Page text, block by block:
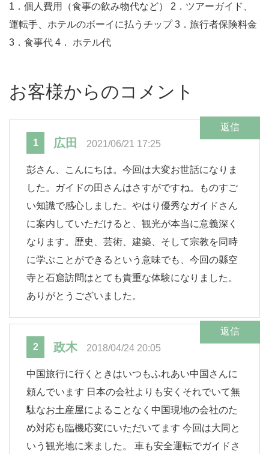
1．個人費用（食事の飲み物代など） 2．ツアーガイド、
運転手、ホテルのボーイに払うチップ 3．旅行者保険料金
3．食事代 4． ホテル代
お客様からのコメント
1 広田 2021/06/21 17:25
返信
彭さん、こんにちは。今回は大変お世話になりま
した。ガイドの田さんはさすがですね。ものすご
い知識で感心しました。やはり優秀なガイドさん
に案内していただけると、観光が本当に意義深く
なります。歴史、芸術、建築、そして宗教を同時
に学ぶことができるという意味でも、今回の縣空
寺と石窟訪問はとても貴重な体験になりました。
ありがとうございました。
2 政木 2018/04/24 20:05
返信
中国旅行に行くときはいつもふれあい中国さんに
頼んでいます 日本の会社よりも安くそれでいて無
駄なお土産屋によることなく中国現地の会社のた
め対応も臨機応変にいただいてます 今回は大同と
いう観光地に来ました。 車も安全運転でガイドさ